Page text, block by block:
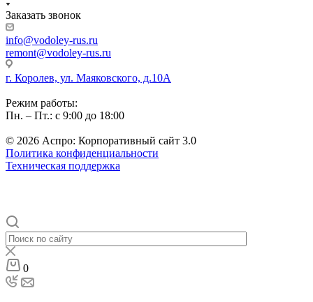
Заказать звонок
info@vodoley-rus.ru
remont@vodoley-rus.ru
г. Королев, ул. Маяковского, д.10А
Режим работы:
Пн. – Пт.: с 9:00 до 18:00
© 2026 Аспро: Корпоративный сайт 3.0
Политика конфиденциальности
Техническая поддержка
0